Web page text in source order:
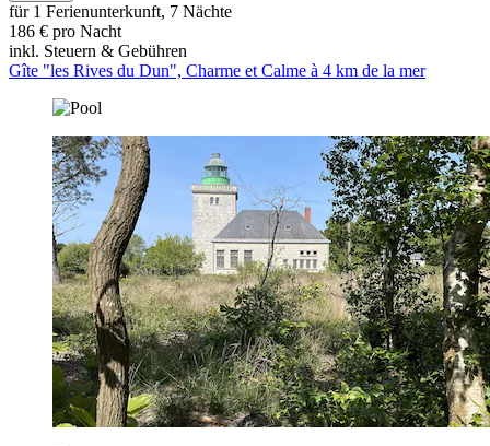
für 1 Ferienunterkunft, 7 Nächte
186 € pro Nacht
inkl. Steuern & Gebühren
Gîte "les Rives du Dun", Charme et Calme à 4 km de la mer